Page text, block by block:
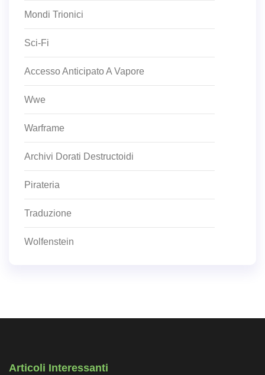
Mondi Trionici
Sci-Fi
Accesso Anticipato A Vapore
Wwe
Warframe
Archivi Dorati Destructoidi
Pirateria
Traduzione
Wolfenstein
Articoli Interessanti